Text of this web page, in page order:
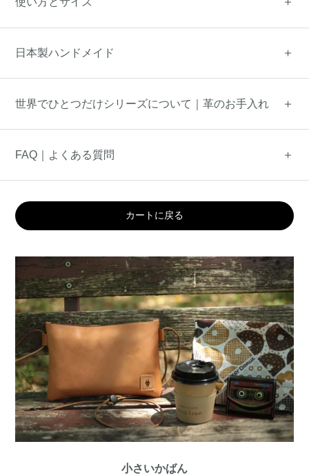
日本製ハンドメイド
世界でひとつだけシリーズについて｜革のお手入れ
FAQ｜よくある質問
カートに戻る
小さいかばん